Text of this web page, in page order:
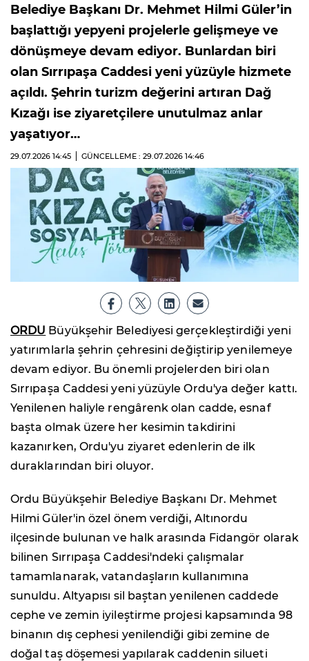
Belediye Başkanı Dr. Mehmet Hilmi Güler’in
başlattığı yepyeni projelerle gelişmeye ve
dönüşmeye devam ediyor. Bunlardan biri
olan Sırrıpaşa Caddesi yeni yüzüyle hizmete
açıldı. Şehrin turizm değerini artıran Dağ
Kızağı ise ziyaretçilere unutulmaz anlar
yaşatıyor…
29.07.2026 14:45 GÜNCELLEME : 29.07.2026 14:46
ORDU Büyükşehir Belediyesi gerçekleştirdiği yeni
yatırımlarla şehrin çehresini değiştirip yenilemeye
devam ediyor. Bu önemli projelerden biri olan
Sırrıpaşa Caddesi yeni yüzüyle Ordu'ya değer kattı.
Yenilenen haliyle rengârenk olan cadde, esnaf
başta olmak üzere her kesimin takdirini
kazanırken, Ordu'yu ziyaret edenlerin de ilk
duraklarından biri oluyor.
Ordu Büyükşehir Belediye Başkanı Dr. Mehmet
Hilmi Güler'in özel önem verdiği, Altınordu
ilçesinde bulunan ve halk arasında Fidangör olarak
bilinen Sırrıpaşa Caddesi'ndeki çalışmalar
tamamlanarak, vatandaşların kullanımına
sunuldu. Altyapısı sil baştan yenilenen caddede
cephe ve zemin iyileştirme projesi kapsamında 98
binanın dış cephesi yenilendiği gibi zemine de
doğal taş döşemesi yapılarak caddenin silueti